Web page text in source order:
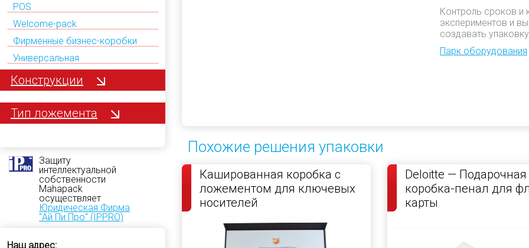
POS
Welcome-pack
Фирменные бизнес-коробки
Универсальная
Конструкции
Тип ложемента
Защиту
интеллектуальной
собственности
Mahapack
осуществляет
Юридическая Фирма
"Ай Пи Про" (IPPRO)
Наш адрес:
Контроль сроков и
экспериментов и
создавать
Парк оборудования
Похожие решения упаковки
Кашированная коробка с
ложементом для ключевых
носителей
Deloitte — Подарочная
коробка-пенал для
карты